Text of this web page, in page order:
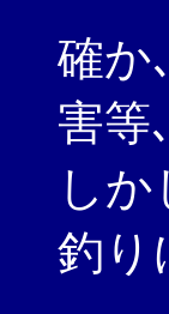
確か
害等
し
釣り